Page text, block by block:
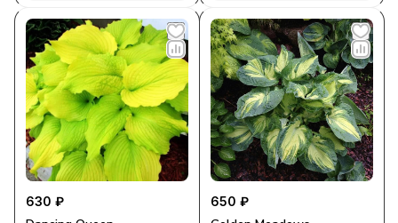
630 ₽ 650 ₽